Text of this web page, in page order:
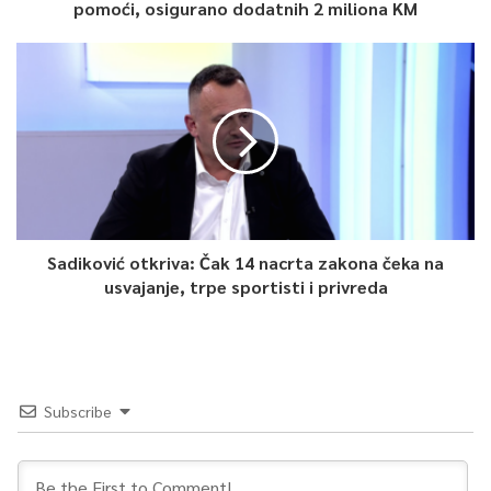
više voljeti neke druge zemlje. Naravno, nije sporno da se
radujemo i uspjesima susjeda, ali fudbal je na najbolji način
ogolio ispraznost pojedinih političkih priča”, naglasio je Dizdar.
Ministar je zaključio da je plasman na veliko prvenstvo
ogroman uspjeh koji pripada svakom čovjeku u ovoj zemlji, što
potvrđuje i multietnička struktura same reprezentacije, kao i
podrška koja stiže sa svih strana.
pomoći, osigurano dodatnih 2 miliona KM
Sadiković otkriva: Čak 14 nacrta zakona čeka na
usvajanje, trpe sportisti i privreda
Subscribe